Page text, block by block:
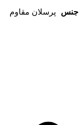
جنس پرسلان مقاوم